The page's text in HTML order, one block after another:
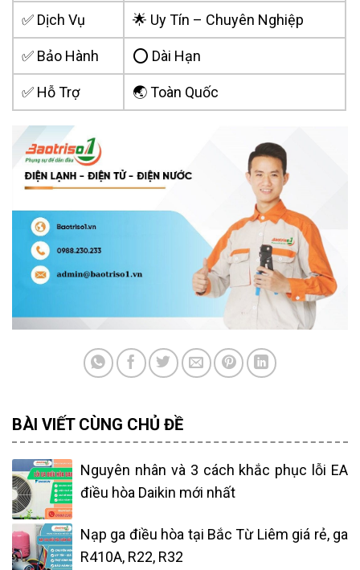
✅ Dịch Vụ 🌟 Uy Tín – Chuyên Nghiệp
✅ Bảo Hành ⭕ Dài Hạn
✅ Hỗ Trợ 🌏 Toàn Quốc
BÀI VIẾT CÙNG CHỦ ĐỀ
Nguyên nhân và 3 cách khắc phục lỗi EA
điều hòa Daikin mới nhất
Nạp ga điều hòa tại Bắc Từ Liêm giá rẻ, ga
R410A, R22, R32